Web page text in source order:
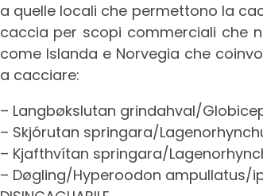
a quelle locali che permettono la
caccia per scopi commerciali che
come Islanda e Norvegia che
a cacciare:
– Langbøkslutan grindahval/
– Skjórutan springara/
– Kjafthvítan springara/
– Døgling/Hyperoodon ampullatus/